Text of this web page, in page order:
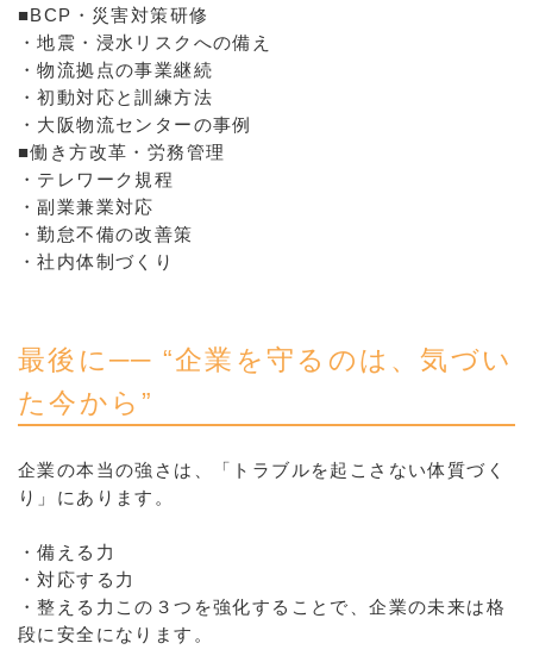
■BCP・災害対策研修
・地震・浸水リスクへの備え
・物流拠点の事業継続
・初動対応と訓練方法
・大阪物流センターの事例
■働き方改革・労務管理
・テレワーク規程
・副業兼業対応
・勤怠不備の改善策
・社内体制づくり
最後に── “企業を守るのは、気づい
た今から”
企業の本当の強さは、「トラブルを起こさない体質づく
り」にあります。
・備える力
・対応する力
・整える力この３つを強化することで、企業の未来は格
段に安全になります。